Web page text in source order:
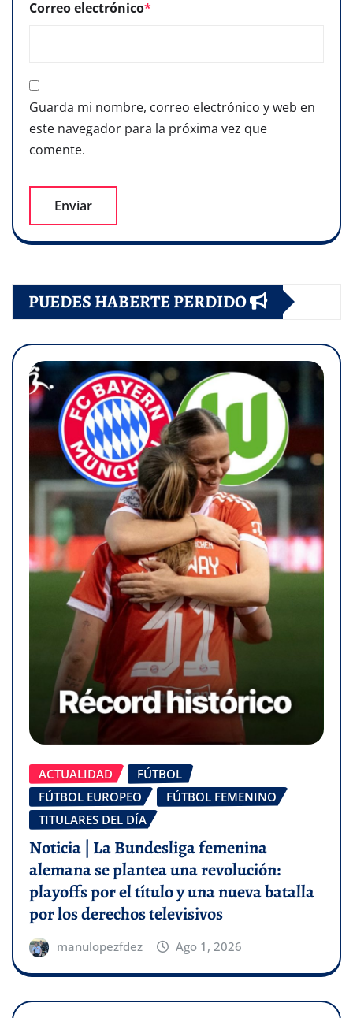
Correo electrónico*
Guarda mi nombre, correo electrónico y web en
este navegador para la próxima vez que
comente.
PUEDES HABERTE PERDIDO
ACTUALIDAD
FÚTBOL
FÚTBOL EUROPEO
FÚTBOL FEMENINO
TITULARES DEL DÍA
Noticia | La Bundesliga femenina
alemana se plantea una revolución:
playoffs por el título y una nueva batalla
por los derechos televisivos
manulopezfdez Ago 1, 2026